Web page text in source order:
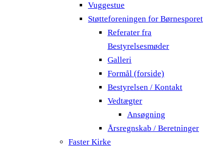
Vuggestue
Støtteforeningen for Børnesporet
Referater fra
Bestyrelsesmøder
Galleri
Formål (forside)
Bestyrelsen / Kontakt
Vedtægter
Ansøgning
Årsregnskab / Beretninger
Faster Kirke